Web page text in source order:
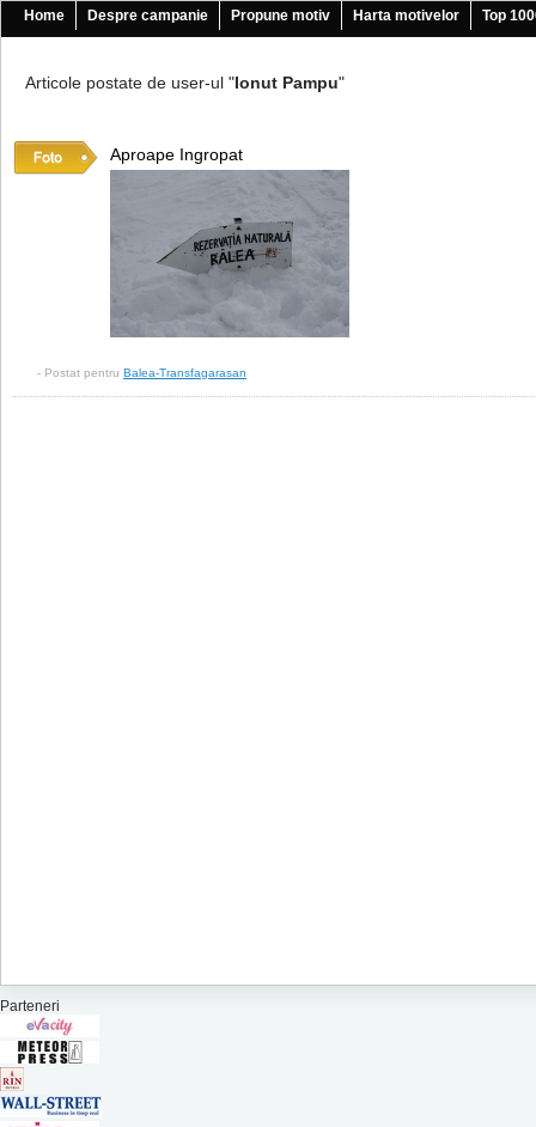
Home Despre campanie Propune motiv Harta motivelor Top
Articole postate de user-ul "Ionut Pampu"
Aproape Ingropat
- Postat pentru Balea-Transfagarasan
Parteneri